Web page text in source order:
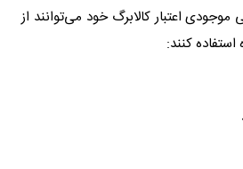
اعتبار کالابرگ خود می‌توانند از
کنند: